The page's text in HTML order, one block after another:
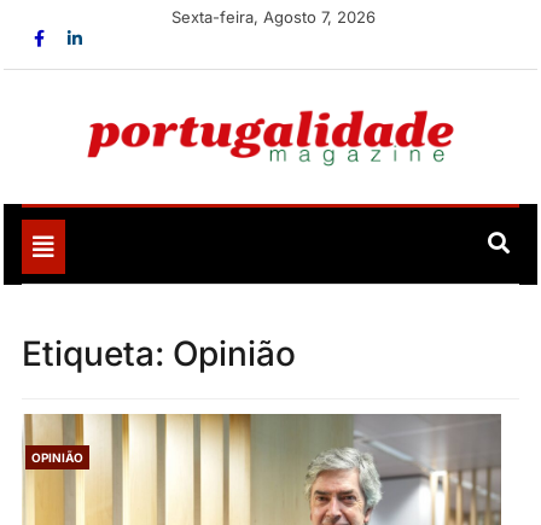
Sexta-feira, Agosto 7, 2026
Portugalidade
Toggle
navigation
Etiqueta: Opinião
OPINIÃO